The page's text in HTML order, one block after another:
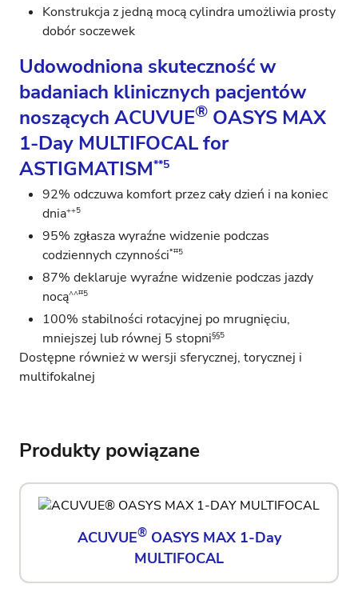
Konstrukcja z jedną mocą cylindra umożliwia prosty
dobór soczewek
Udowodniona skuteczność w
badaniach klinicznych pacjentów
noszących ACUVUE® OASYS MAX
1-Day MULTIFOCAL for
ASTIGMATISM**5
92% odczuwa komfort przez cały dzień i na koniec
dnia++5
95% zgłasza wyraźne widzenie podczas
codziennych czynności*‡‡5
87% deklaruje wyraźne widzenie podczas jazdy
nocą^^‡‡5
100% stabilności rotacyjnej po mrugnięciu,
mniejszej lub równej 5 stopni§§5
Dostępne również w wersji sferycznej, torycznej i
multifokalnej
Produkty powiązane
ACUVUE®OASYS MAX 1-Day
MULTIFOCAL